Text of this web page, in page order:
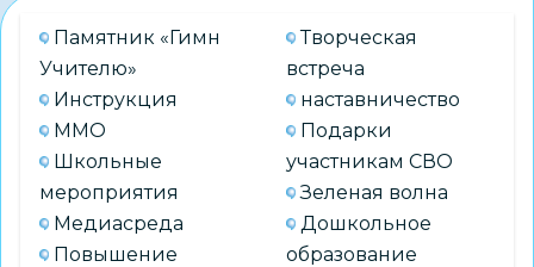
Памятник «Гимн
Учителю»
Инструкция
ММО
Школьные
мероприятия
Медиасреда
Повышение
Творческая
встреча
наставничество
Подарки
участникам СВО
Зеленая волна
Дошкольное
образование